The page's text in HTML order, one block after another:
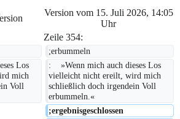
Version vom 15. Juli 2026, 14:05
Uhr
Zeile 354:
;erbummeln
Los
mich
Voll
:    »Wenn mich auch dieses Los
vielleicht nicht ereilt, wird mich
schließlich doch irgendein Voll
erbummeln.«
;ergebnisgeschlossen